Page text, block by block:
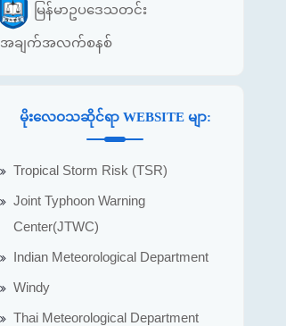
မြန်မာဥပဒေသတင်း
အချက်အလက်စနစ်
မိုးလေဝသဆိုင်ရာ WEBSITE မျာ:
Tropical Storm Risk (TSR)
Joint Typhoon Warning
Center(JTWC)
Indian Meteorological Department
Windy
Thai Meteorological Department